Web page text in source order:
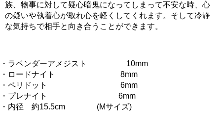
族、物事に対して疑心暗鬼になってしまって不安な時、心
の疑いや執着心が取れ心を軽くしてくれます。そして冷静
な気持ちで相手と向き合うことができます。
・ラベンダーアメジスト 10mm
・ロードナイト 8mm
・ペリドット 6mm
・プレナイト 6mm
・内径 約15.5cm (Mサイズ)